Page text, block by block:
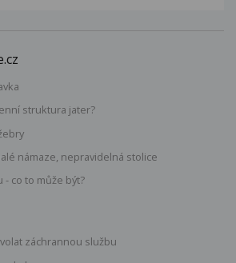
struktura jater?
námaze, nepravidelná stolice
- co to může být?
záchrannou službu